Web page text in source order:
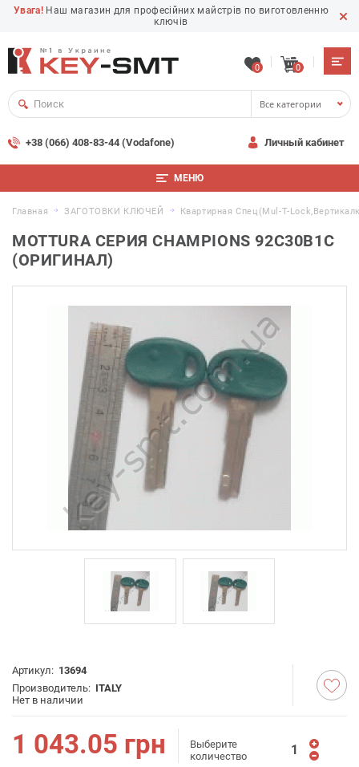
Увага! Наш магазин для професійних майстрів по виготовленню
ключів
0 0
Все категории
+38 (066) 408-83-44 (Vodafone) Личный кабинет
МЕНЮ
Главная ЗАГОТОВКИ КЛЮЧЕЙ Квартирная Спец(Mul-T-
MOTTURA СЕРИЯ CHAMPIONS 92C30B1C
(ОРИГИНАЛ)
Артикул: 13694
Производитель: ITALY
Нет в наличии
1 043.05 грн
Выберите
количество